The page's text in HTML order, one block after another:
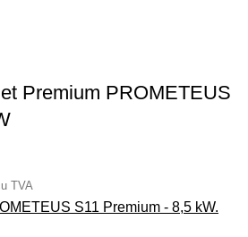
Premium PROMETEUS
TVA
S11 Premium - 8,5 kW.